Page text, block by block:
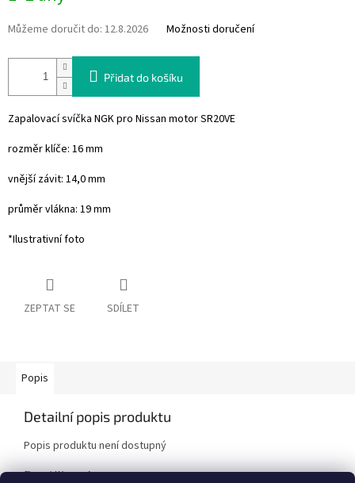
Můžeme doručit do: 12.8.2026 Možnosti doručení
Přidat do košíku
Zapalovací svíčka NGK pro Nissan motor SR20VE
rozměr klíče: 16 mm
vnější závit: 14,0 mm
průměr vlákna: 19 mm
*Ilustrativní foto
ZEPTAT SE SDÍLET
Popis
Detailní popis produktu
Popis produktu není dostupný
Doplňkové parametry